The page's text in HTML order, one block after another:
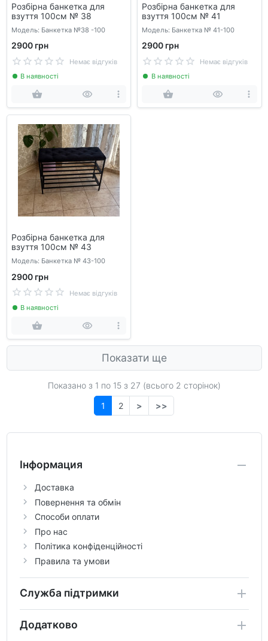
Розбірна банкетка для
взуття 100см № 38
Модель: Банкетка №38 -100
2900 грн
Немає відгуків
В наявності
Розбірна банкетка для
взуття 100см № 41
Модель: Банкетка № 41-100
2900 грн
Немає відгуків
В наявності
Розбірна банкетка для
взуття 100см № 43
Модель: Банкетка № 43-100
2900 грн
Немає відгуків
В наявності
Показати ще
Показано з 1 по 15з 27 (всього 2 сторінок)
1
2 > >>
Інформация
Доставка
Повернення та обмін
Способи оплати
Про нас
Політика конфіденційності
Правила та умови
Служба підтримки
Додатково